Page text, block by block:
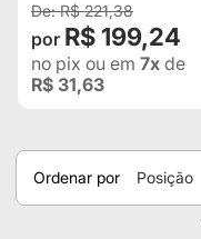
R$ 221,38
R$ 199,24
no pix ou em 7x de
R$ 31,63
Ordenar por
Posição